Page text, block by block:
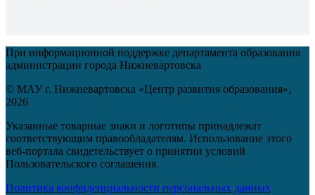
При информационной поддержке департамента образования
администрации города Нижневартовска
© МАУ г. Нижневартовска «Центр развития образования»,
2026
Указанные товарные знаки и логотипы принадлежат
соответствующим правообладателям. Использование этого
веб-портала свидетельствует о принятии условий
Пользовательского соглашения.
Политика конфиденциальности персональных данных